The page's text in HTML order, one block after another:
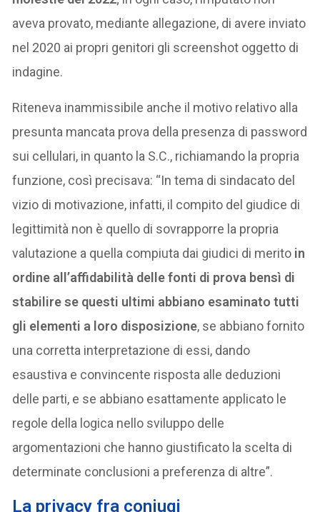
aveva provato, mediante allegazione, di avere inviato
nel 2020 ai propri genitori gli screenshot oggetto di
indagine.
Riteneva inammissibile anche il motivo relativo alla
presunta mancata prova della presenza di password
sui cellulari, in quanto la S.C., richiamando la propria
funzione, così precisava: “In tema di sindacato del
vizio di motivazione, infatti, il compito del giudice di
legittimità non è quello di sovrapporre la propria
valutazione a quella compiuta dai giudici di merito in
ordine all’affidabilità delle fonti di prova bensì di
stabilire se questi ultimi abbiano esaminato tutti
gli elementi a loro disposizione, se abbiano fornito
una corretta interpretazione di essi, dando
esaustiva e convincente risposta alle deduzioni
delle parti, e se abbiano esattamente applicato le
regole della logica nello sviluppo delle
argomentazioni che hanno giustificato la scelta di
determinate conclusioni a preferenza di altre”.
La privacy fra coniugi